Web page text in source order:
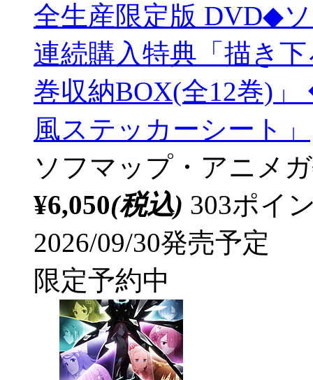
全生産限定版 DVD◆
連続購入特典「描き
巻収納BOX(全12巻)
風ステッカーシート」
ソフマップ・アニメ
¥6,050(税込) 303ポイ
2026/09/30発売予定
限定予約中